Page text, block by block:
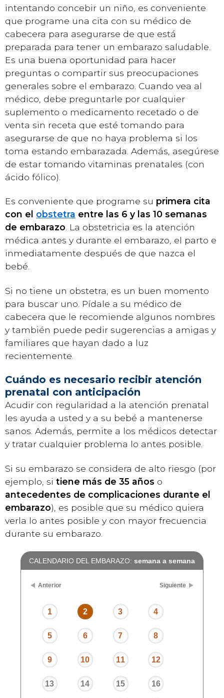
intentando concebir un niño, es conveniente
que programe una cita con su médico de
cabecera para asegurarse de que está
preparada para tener un embarazo saludable.
Es una buena oportunidad para hacer
preguntas o compartir sus preocupaciones
generales sobre el embarazo. Cuando vea al
médico, debe preguntarle por cualquier
suplemento o medicamento recetado o de
venta sin receta que esté tomando para
asegurarse de que no haya problema si los
toma estando embarazada. Además, asegúrese
de estar tomando vitaminas prenatales (con
ácido fólico).
Es conveniente que programe su primera cita
con el obstetra entre las 6 y las 10 semanas
de embarazo . La obstetricia es la atención
médica antes y durante el embarazo, el parto e
inmediatamente después de que nazca el
bebé.
Si no tiene un obstetra, es un buen momento
para buscar uno. Pídale a su médico de
cabecera que le recomiende algunos nombres
y también puede pedir sugerencias a amigas y
familiares que hayan dado a luz
recientemente.
Cuándo es necesario recibir atención
prenatal con anticipación
Acudir con regularidad a la atención prenatal
les ayuda a usted y a su bebé a mantenerse
sanos. Además, permite a los médicos detectar
y tratar cualquier problema lo antes posible.
Si su embarazo se considera de alto riesgo (por
ejemplo, si tiene más de 35 años o
antecedentes de complicaciones durante el
embarazo), es posible que su médico quiera
verla lo antes posible y con mayor frecuencia
durante su embarazo.
CALENDARIO DEL EMBARAZO: semana a semana
Anterior Siguiente
1 2 3 4
5 6 7 8
9 10 11 12
13 14 15 16